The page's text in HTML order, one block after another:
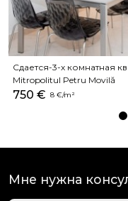
Сдается-3-х комнатная
Mitropolitul Petru Movilă
750 € 8 €/m²
Мне нужна